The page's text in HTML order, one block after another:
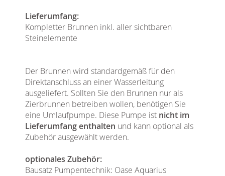
Lieferumfang:
Kompletter Brunnen inkl. aller sichtbaren
Steinelemente
Der Brunnen wird standardgemäß für den
Direktanschluss an einer Wasserleitung
ausgeliefert. Sollten Sie den Brunnen nur als
Zierbrunnen betreiben wollen, benötigen Sie
eine Umlaufpumpe. Diese Pumpe ist nicht im
Lieferumfang enthalten und kann optional als
Zubehör ausgewählt werden.
optionales Zubehör:
Bausatz Pumpentechnik: Oase Aquarius